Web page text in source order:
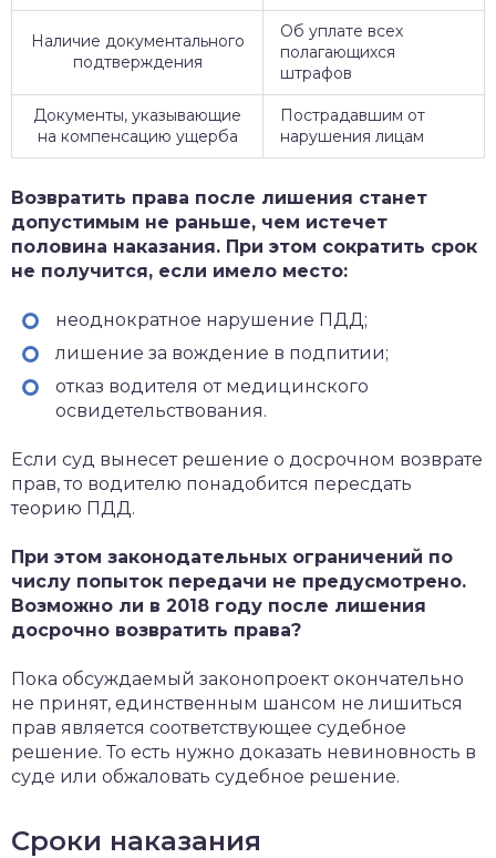
Наличие документального
подтверждения
Об уплате всех
полагающихся
штрафов
Документы, указывающие
на компенсацию ущерба
Пострадавшим от
нарушения лицам
Возвратить права после лишения станет
допустимым не раньше, чем истечет
половина наказания. При этом сократить срок
не получится, если имело место:
неоднократное нарушение ПДД;
лишение за вождение в подпитии;
отказ водителя от медицинского
освидетельствования.
Если суд вынесет решение о досрочном возврате
прав, то водителю понадобится пересдать
теорию ПДД.
При этом законодательных ограничений по
числу попыток передачи не предусмотрено.
Возможно ли в 2018 году после лишения
досрочно возвратить права?
Пока обсуждаемый законопроект окончательно
не принят, единственным шансом не лишиться
прав является соответствующее судебное
решение. То есть нужно доказать невиновность в
суде или обжаловать судебное решение.
Сроки наказания